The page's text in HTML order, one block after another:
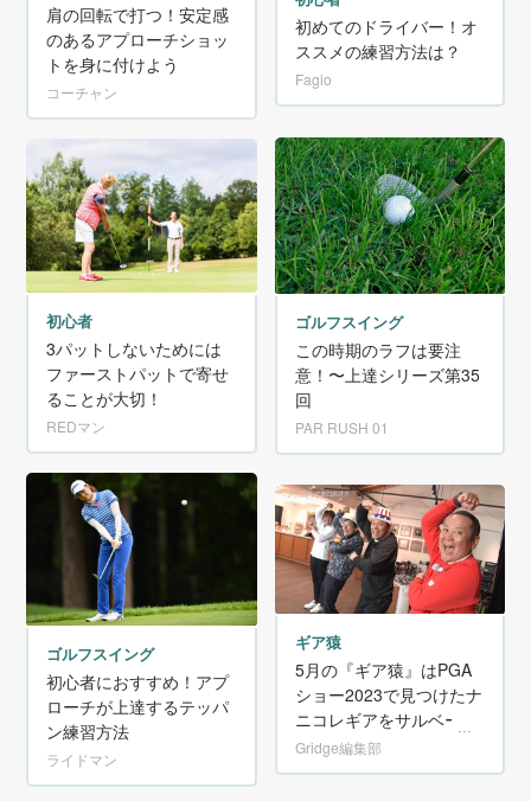
肩の回転で打つ！安定感
のあるアプローチショッ
トを身に付けよう
コーチャン
初めてのドライバー！オ
ススメの練習方法は？
Fagio
初心者
3パットしないためには
ファーストパットで寄せ
ることが大切！
REDマン
ゴルフスイング
この時期のラフは要注
意！〜上達シリーズ第35
回
PAR RUSH 01
ゴルフスイング
初心者におすすめ！アプ
ローチが上達するテッパ
ン練習方法
ライドマン
ギア猿
5月の『ギア猿』はPGA
ショー2023で見つけたナ
ニコレギアをサルベー
ジ！
Gridge編集部